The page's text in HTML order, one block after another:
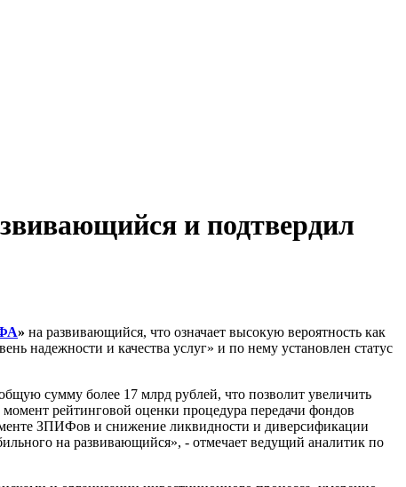
и подтвердил
» на развивающийся, что означает высокую вероятность как
надежности и качества услуг» и по нему установлен статус
сумму более 17 млрд рублей, что позволит увеличить
рейтинговой оценки процедура передачи фондов
ЗПИФов и снижение ликвидности и диверсификации
на развивающийся», - отмечает ведущий аналитик по